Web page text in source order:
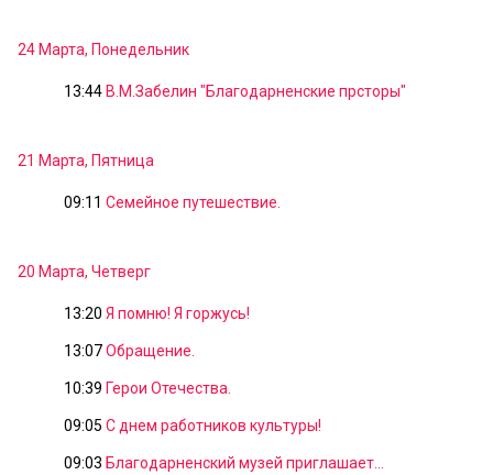
24 Марта, Понедельник
13:44 В.М.Забелин "Благодарненские прсторы"
21 Марта, Пятница
09:11 Семейное путешествие.
20 Марта, Четверг
13:20 Я помню! Я горжусь!
13:07Обращение.
10:39 Герои Отечества.
09:05 С днем работников культуры!
09:03 Благодарненский музей приглашает...